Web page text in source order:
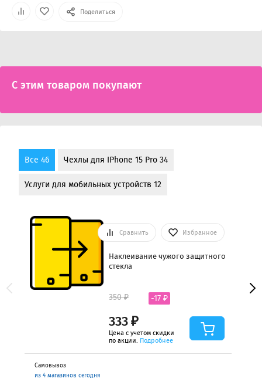
Поделиться
С этим товаром покупают
Все 46 Чехлы для IPhone 15 Pro 34
Услуги для мобильных устройств 12
Сравнить Избранное
Наклеивание чужого защитного
стекла
333 ₽
350 ₽ -17 ₽
Цена с учетом скидки
по акции. Подробнее
Самовывоз
из 4 магазинов сегодня